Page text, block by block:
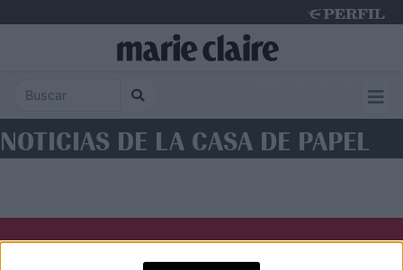
NOTICIAS DE LA CASA DE PAPEL